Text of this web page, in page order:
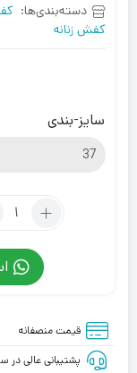
دسته‌بندی‌ها:
کفش زنانه
سایز-بندی
تعداد:
آل
استار
اونس
اردکی
قیمت منصفانه
پشتیبانی عالی در